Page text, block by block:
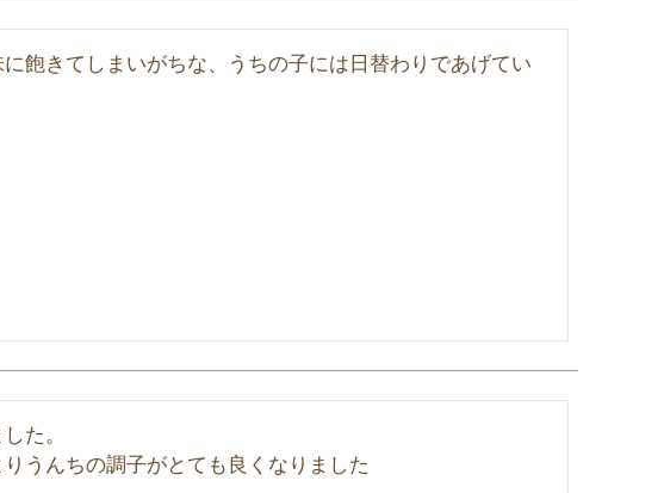
飽きてしまいがちな、うちの子には日替わりであげてい
た。
うんちの調子がとても良くなりました